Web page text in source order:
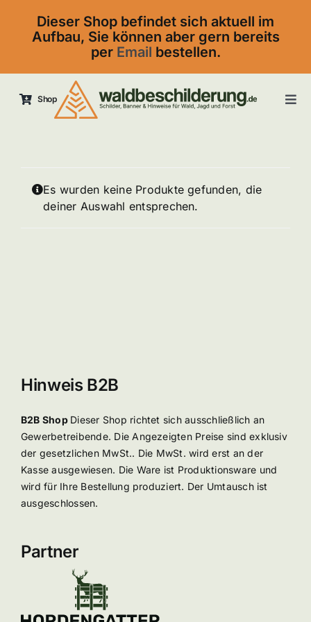
content
Dieser Shop befindet sich aktuell im
Aufbau, Sie können aber gern bereits
per Email bestellen.
Shop
Es wurden keine Produkte gefunden, die
deiner Auswahl entsprechen.
Hinweis B2B
B2B Shop Dieser Shop richtet sich ausschließlich an
Gewerbetreibende. Die Angezeigten Preise sind exklusiv
der gesetzlichen MwSt.. Die MwSt. wird erst an der
Kasse ausgewiesen. Die Ware ist Produktionsware und
wird für Ihre Bestellung produziert. Der Umtausch ist
ausgeschlossen.
Partner